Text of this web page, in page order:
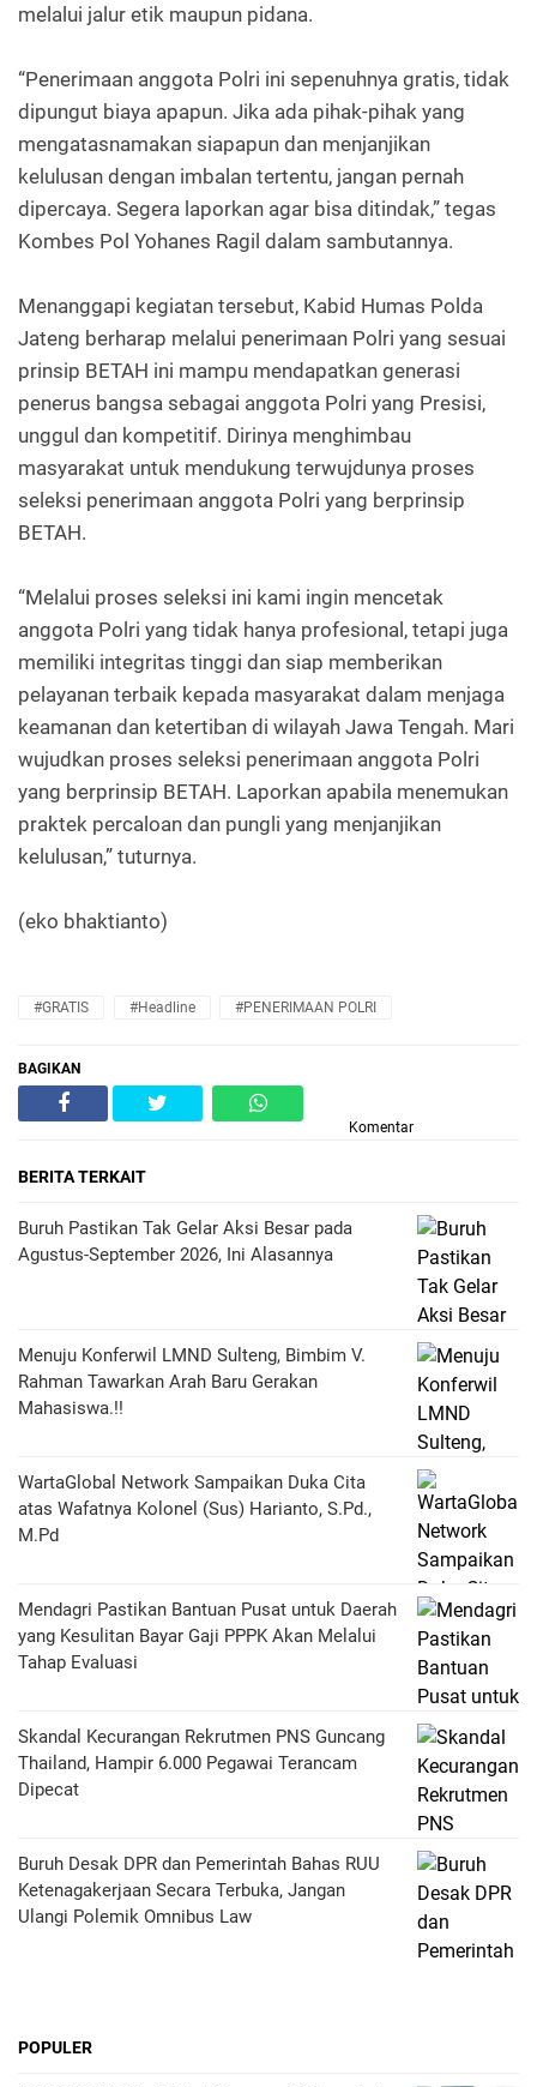
melalui jalur etik maupun pidana.
“Penerimaan anggota Polri ini sepenuhnya gratis, tidak
dipungut biaya apapun. Jika ada pihak-pihak yang
mengatasnamakan siapapun dan menjanjikan
kelulusan dengan imbalan tertentu, jangan pernah
dipercaya. Segera laporkan agar bisa ditindak,” tegas
Kombes Pol Yohanes Ragil dalam sambutannya.
Menanggapi kegiatan tersebut, Kabid Humas Polda
Jateng berharap melalui penerimaan Polri yang sesuai
prinsip BETAH ini mampu mendapatkan generasi
penerus bangsa sebagai anggota Polri yang Presisi,
unggul dan kompetitif. Dirinya menghimbau
masyarakat untuk mendukung terwujdunya proses
seleksi penerimaan anggota Polri yang berprinsip
BETAH.
“Melalui proses seleksi ini kami ingin mencetak
anggota Polri yang tidak hanya profesional, tetapi juga
memiliki integritas tinggi dan siap memberikan
pelayanan terbaik kepada masyarakat dalam menjaga
keamanan dan ketertiban di wilayah Jawa Tengah. Mari
wujudkan proses seleksi penerimaan anggota Polri
yang berprinsip BETAH. Laporkan apabila menemukan
praktek percaloan dan pungli yang menjanjikan
kelulusan,” tuturnya.
(eko bhaktianto)
#GRATIS #Headline #PENERIMAAN POLRI
BAGIKAN
Komentar
BERITA TERKAIT
Buruh Pastikan Tak Gelar Aksi Besar pada
Agustus-September 2026, Ini Alasannya
Menuju Konferwil LMND Sulteng, Bimbim V.
Rahman Tawarkan Arah Baru Gerakan
Mahasiswa.!!
WartaGlobal Network Sampaikan Duka Cita
atas Wafatnya Kolonel (Sus) Harianto, S.Pd.,
M.Pd
Mendagri Pastikan Bantuan Pusat untuk Daerah
yang Kesulitan Bayar Gaji PPPK Akan Melalui
Tahap Evaluasi
Skandal Kecurangan Rekrutmen PNS Guncang
Thailand, Hampir 6.000 Pegawai Terancam
Dipecat
Buruh Desak DPR dan Pemerintah Bahas RUU
Ketenagakerjaan Secara Terbuka, Jangan
Ulangi Polemik Omnibus Law
POPULER